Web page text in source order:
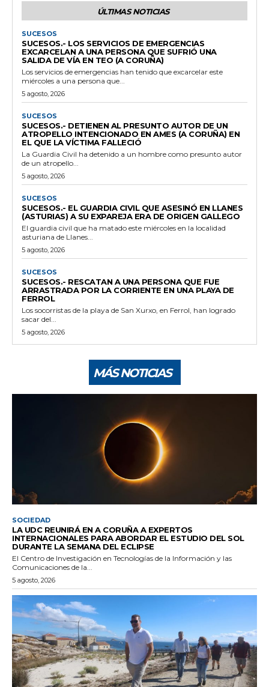
ÚLTIMAS NOTICIAS
SUCESOS
SUCESOS.- LOS SERVICIOS DE EMERGENCIAS
EXCARCELAN A UNA PERSONA QUE SUFRIÓ UNA
SALIDA DE VÍA EN TEO (A CORUÑA)
Los servicios de emergencias han tenido que excarcelar este
miércoles a una persona que...
5 agosto, 2026
SUCESOS
SUCESOS.- DETIENEN AL PRESUNTO AUTOR DE UN
ATROPELLO INTENCIONADO EN AMES (A CORUÑA) EN
EL QUE LA VÍCTIMA FALLECIÓ
La Guardia Civil ha detenido a un hombre como presunto autor
de un atropello...
5 agosto, 2026
SUCESOS
SUCESOS.- EL GUARDIA CIVIL QUE ASESINÓ EN LLANES
(ASTURIAS) A SU EXPAREJA ERA DE ORIGEN GALLEGO
El guardia civil que ha matado este miércoles en la localidad
asturiana de Llanes...
5 agosto, 2026
SUCESOS
SUCESOS.- RESCATAN A UNA PERSONA QUE FUE
ARRASTRADA POR LA CORRIENTE EN UNA PLAYA DE
FERROL
Los socorristas de la playa de San Xurxo, en Ferrol, han logrado
sacar del...
5 agosto, 2026
MÁS NOTICIAS
SOCIEDAD
LA UDC REUNIRÁ EN A CORUÑA A EXPERTOS
INTERNACIONALES PARA ABORDAR EL ESTUDIO DEL SOL
DURANTE LA SEMANA DEL ECLIPSE
El Centro de Investigación en Tecnologías de la Información y las
Comunicaciones de la...
5 agosto, 2026